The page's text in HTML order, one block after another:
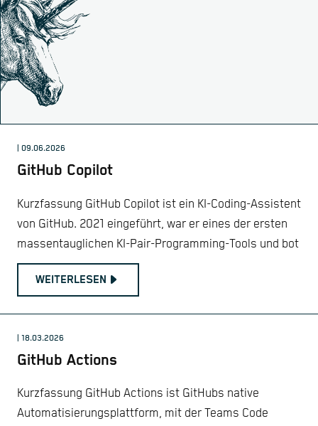
| 09.06.2026
GitHub Copilot
Kurzfassung GitHub Copilot ist ein KI-Coding-Assistent
von GitHub. 2021 eingeführt, war er eines der ersten
massentauglichen KI-Pair-Programming-Tools und bot
WEITERLESEN
| 18.03.2026
GitHub Actions
Kurzfassung GitHub Actions ist GitHubs native
Automatisierungsplattform, mit der Teams Code